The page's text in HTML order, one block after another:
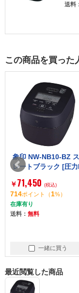
送料
この商品を買った
象印 NW-NB10-BZ ス
レートブラック [圧力I
￥71,450 (税込)
714ポイント （ 1%）
在庫有り
送料： 無料
一緒に買う
最近閲覧した商品